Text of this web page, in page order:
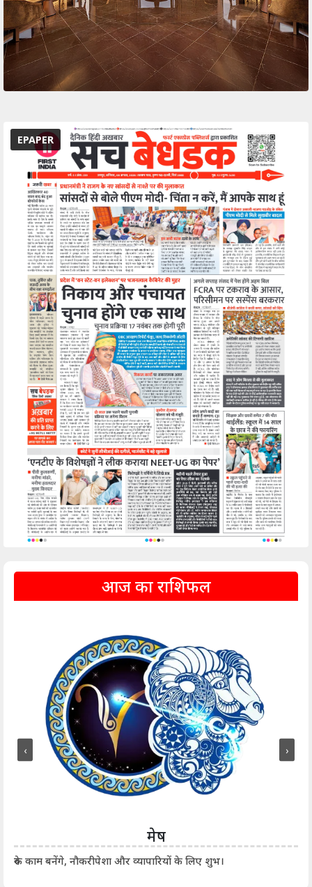
EPAPER
आज का राशिफल
मेष
रुके काम बनेंगे, नौकरीपेशा और व्यापारियों के लिए शुभ।
‹ ›